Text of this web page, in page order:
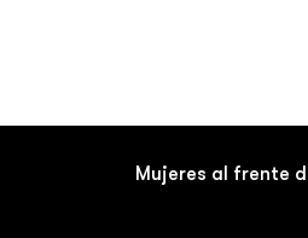
Mujeres al frente